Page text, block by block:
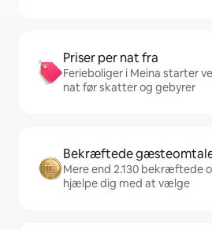
Priser per nat fra
Ferieboliger i Meina starter
nat før skatter og gebyrer
Bekræftede
Mere end 2.130 bekræftede
hjælpe dig med at vælge